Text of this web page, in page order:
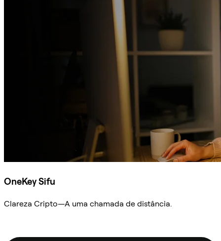
OneKey Sifu
Clareza Cripto—A uma chamada de distância.